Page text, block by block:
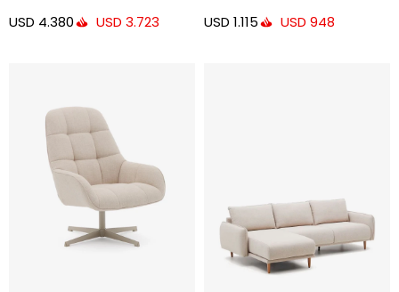
USD 4.380 USD 3.723 USD 1.115 USD 948